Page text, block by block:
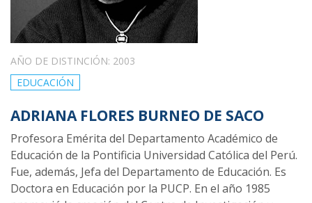
AÑO DE DISTINCIÓN: 2003
EDUCACIÓN
ADRIANA FLORES BURNEO DE SACO
Profesora Emérita del Departamento Académico de
Educación de la Pontificia Universidad Católica del Perú.
Fue, además, Jefa del Departamento de Educación. Es
Doctora en Educación por la PUCP. En el año 1985